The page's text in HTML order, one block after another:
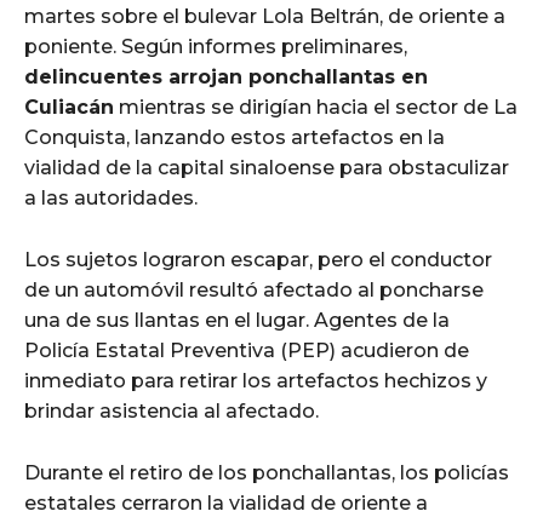
martes sobre el bulevar Lola Beltrán, de oriente a
poniente. Según informes preliminares,
delincuentes arrojan ponchallantas en
Culiacán mientras se dirigían hacia el sector de La
Conquista, lanzando estos artefactos en la
vialidad de la capital sinaloense para obstaculizar
a las autoridades.
Los sujetos lograron escapar, pero el conductor
de un automóvil resultó afectado al poncharse
una de sus llantas en el lugar. Agentes de la
Policía Estatal Preventiva (PEP) acudieron de
inmediato para retirar los artefactos hechizos y
brindar asistencia al afectado.
Durante el retiro de los ponchallantas, los policías
estatales cerraron la vialidad de oriente a